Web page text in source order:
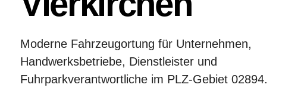
Moderne Fahrzeugortung für Unternehmen,
Handwerksbetriebe, Dienstleister und
Fuhrparkverantwortliche im PLZ-Gebiet 02894.